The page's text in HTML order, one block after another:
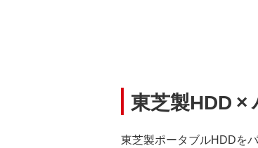
東芝製HDD ×
東芝製ポータブルHDDを